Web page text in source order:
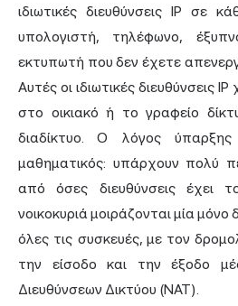
ιδιωτικές διευθύνσεις IP σε
υπολογιστή, τηλέφωνο,
εκτυπωτή που δεν έχετε
Αυτές οι ιδιωτικές διευθύνσεις
στο οικιακό ή το γραφείο
διαδίκτυο. Ο λόγος
μαθηματικός: υπάρχουν πολύ
από όσες διευθύνσεις έχει
νοικοκυριά μοιράζονται μία μόνο
όλες τις συσκευές, με τον
την είσοδο και την έξοδο
Διευθύνσεων Δικτύου (NAT).